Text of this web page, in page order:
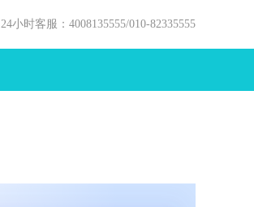
24小时客服：4008135555/010-82335555